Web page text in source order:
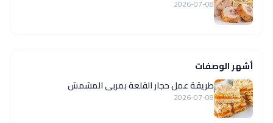
2026-07-08
أشهر الوصفات
طريقة عمل حجار القلعة بمربى المشمش
2026-07-08